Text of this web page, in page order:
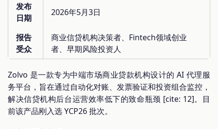
发布
日期
2026年5月3日
报告
受众
商业信贷机构决策者、Fintech领域创业
者、早期风险投资人
Zolvo 是一款专为中端市场商业贷款机构设计的 AI 代理服
务平台，旨在通过自动化对账、发票验证和投资组合监控，
解决信贷机构后台运营效率低下的致命瓶颈 [cite: 12]。目
前该产品刚入选 YCP26 批次。